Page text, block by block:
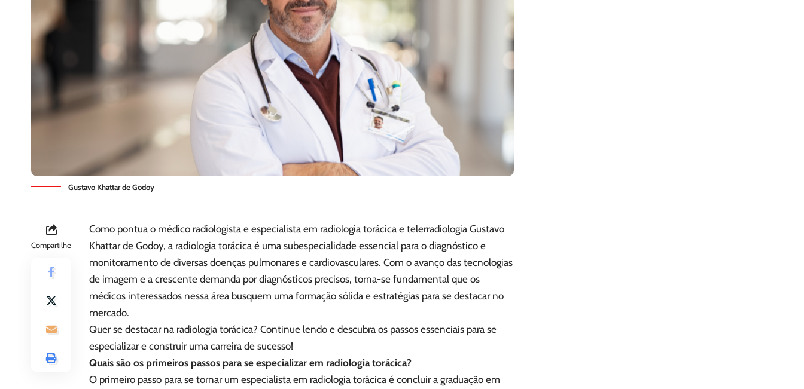
Gustavo Khattar de Godoy
Compartilhe
Como pontua o médico radiologista e especialista em radiologia torácica e telerradiologia Gustavo
Khattar de Godoy, a radiologia torácica é uma subespecialidade essencial para o diagnóstico e
monitoramento de diversas doenças pulmonares e cardiovasculares. Com o avanço das tecnologias
de imagem e a crescente demanda por diagnósticos precisos, torna-se fundamental que os
médicos interessados nessa área busquem uma formação sólida e estratégias para se destacar no
mercado.
Quer se destacar na radiologia torácica? Continue lendo e descubra os passos essenciais para se
especializar e construir uma carreira de sucesso!
Quais são os primeiros passos para se especializar em radiologia torácica?
O primeiro passo para se tornar um especialista em radiologia torácica é concluir a graduação em